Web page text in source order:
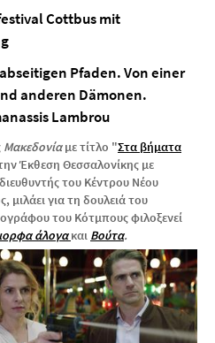
Cottbus mit
Pfaden. Von einer
anderen Dämonen.
Lambrou
Μακεδονίαμε τίτλο "Στα βήματα
Έκθεση Θεσσαλονίκης με
του Κέντρου Νέου
μιλάει για τη δουλειά του
του Κότμπους φιλοξενεί
άλογακαι Bούτα.